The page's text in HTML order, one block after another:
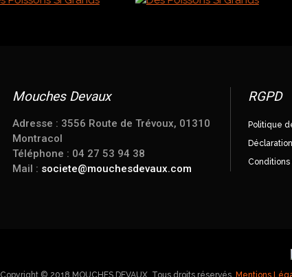
Mouches Devaux
Adresse : 3556 Route de Trévoux, 01310
Montracol
Téléphone : 04 27 53 94 38
Mail : societe@mouchesdevaux.com
RGPD
Politique
Copyright © 2018 MOUCHES DEVAUX. Tous droits réservés. Mentions